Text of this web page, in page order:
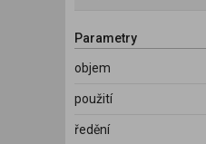
Parametry
objem
použití
ředění